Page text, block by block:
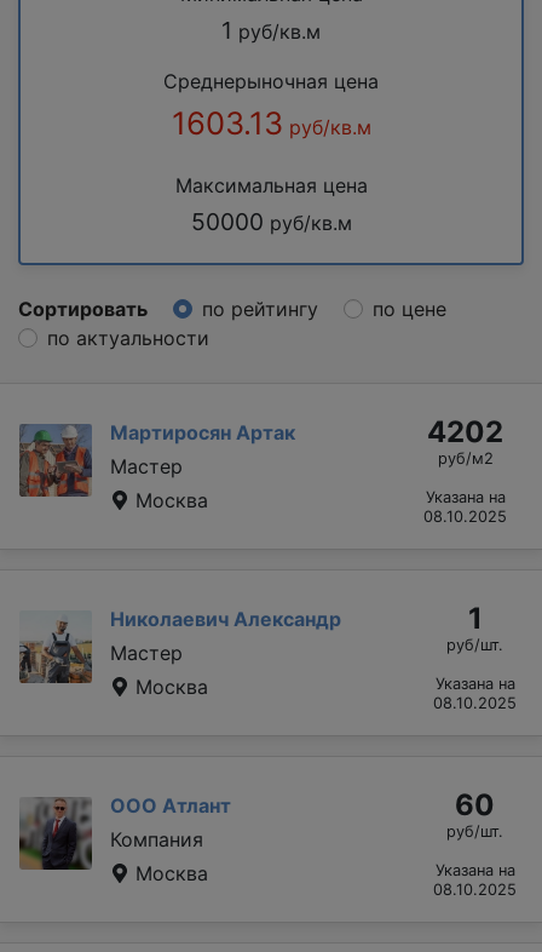
1 руб/кв.м
Среднерыночная цена
1603.13 руб/кв.м
Максимальная цена
50000 руб/кв.м
Сортировать по рейтингу
по цене
по актуальности
Мартиросян Артак
Мастер
Москва
4202
руб/м2
Указана на
08.10.2025
Николаевич Александр
Мастер
Москва
1
руб/шт.
Указана на
08.10.2025
ООО Атлант
Компания
Москва
60
руб/шт.
Указана на
08.10.2025